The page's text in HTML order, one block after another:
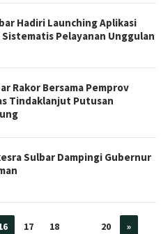
Hadiri Launching Aplikasi
Pelayanan Unggulan
Rakor Bersama Pemprov
Tindaklanjut Putusan
Sulbar Dampingi Gubernur
17 18 20 »